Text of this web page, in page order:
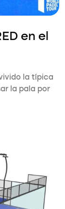
en el
la típica
la pala por